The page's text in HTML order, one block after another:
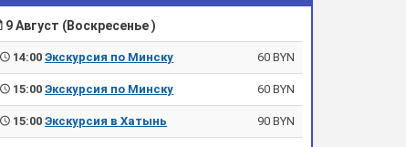
9 Август (Воскресенье )
14:00Экскурсия по Минску 60 BYN
15:00Экскурсия по Минску 60 BYN
15:00Экскурсия в Хатынь 90 BYN